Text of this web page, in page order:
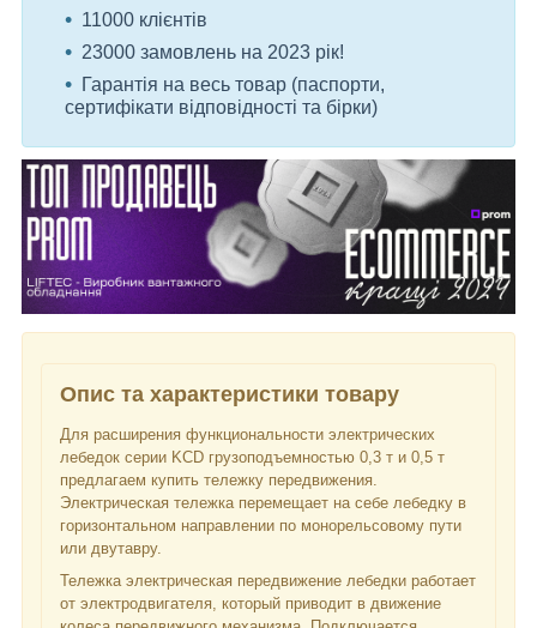
11000 клієнтів
23000 замовлень на 2023 рік!
Гарантія на весь товар (паспорти,
сертифікати відповідності та бірки)
Опис та характеристики товару
Для расширения функциональности электрических
лебедок серии KCD грузоподъемностью 0,3 т и 0,5 т
предлагаем купить тележку передвижения.
Электрическая тележка перемещает на себе лебедку в
горизонтальном направлении по монорельсовому пути
или двутавру.
Тележка электрическая передвижение лебедки работает
от электродвигателя, который приводит в движение